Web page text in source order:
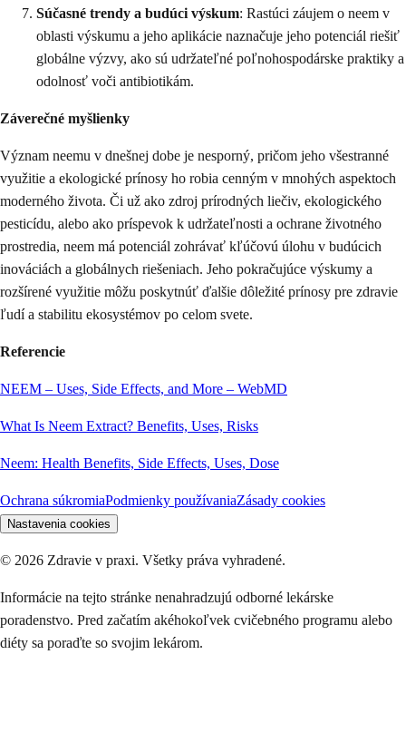
Súčasné trendy a budúci výskum: Rastúci záujem o neem v
oblasti výskumu a jeho aplikácie naznačuje jeho potenciál riešiť
globálne výzvy, ako sú udržateľné poľnohospodárske praktiky a
odolnosť voči antibiotikám.
Záverečné myšlienky
Význam neemu v dnešnej dobe je nesporný, pričom jeho všestranné
využitie a ekologické prínosy ho robia cenným v mnohých aspektoch
moderného života. Či už ako zdroj prírodných liečiv, ekologického
pesticídu, alebo ako príspevok k udržateľnosti a ochrane životného
prostredia, neem má potenciál zohrávať kľúčovú úlohu v budúcich
inováciách a globálnych riešeniach. Jeho pokračujúce výskumy a
rozšírené využitie môžu poskytnúť ďalšie dôležité prínosy pre zdravie
ľudí a stabilitu ekosystémov po celom svete.
Referencie
NEEM – Uses, Side Effects, and More – WebMD
What Is Neem Extract? Benefits, Uses, Risks
Neem: Health Benefits, Side Effects, Uses, Dose
Ochrana súkromiaPodmienky používaniaZásady cookies
Nastavenia cookies
© 2026 Zdravie v praxi. Všetky práva vyhradené.
Informácie na tejto stránke nenahradzujú odborné lekárske
poradenstvo. Pred začatím akéhokoľvek cvičebného programu alebo
diéty sa poraďte so svojim lekárom.